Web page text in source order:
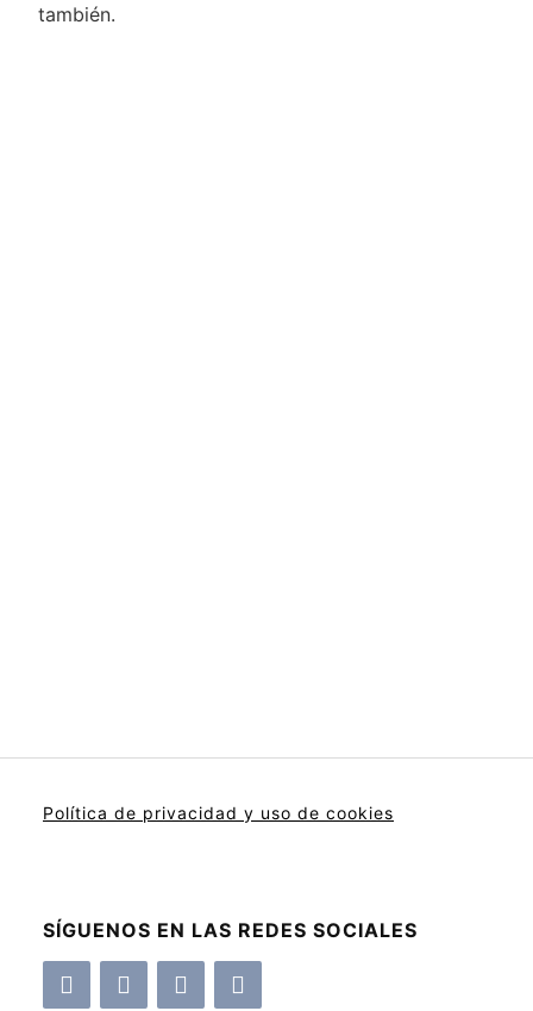
también.
Política de privacidad y uso de cookies
SÍGUENOS EN LAS REDES SOCIALES